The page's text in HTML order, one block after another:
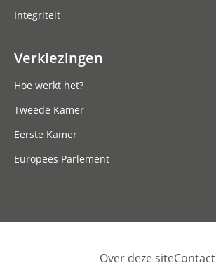
Integriteit
Verkiezingen
Hoe werkt het?
Tweede Kamer
Eerste Kamer
Europees Parlement
Over deze siteContact